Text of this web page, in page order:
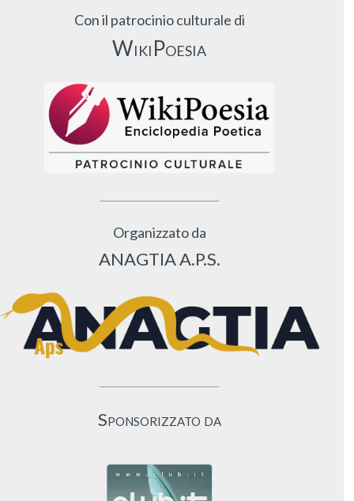
Con il patrocinio culturale di
WikiPoesia
Organizzato da
ANAGTIA A.P.S.
Sponsorizzato da